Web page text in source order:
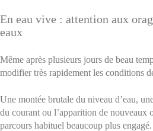
En eau vive : attention aux
eaux
Même après plusieurs jours de beau
modifier très rapidement les conditions
Une montée brutale du niveau d’eau,
du courant ou l’apparition de nouveaux
parcours habituel beaucoup plus engagé.